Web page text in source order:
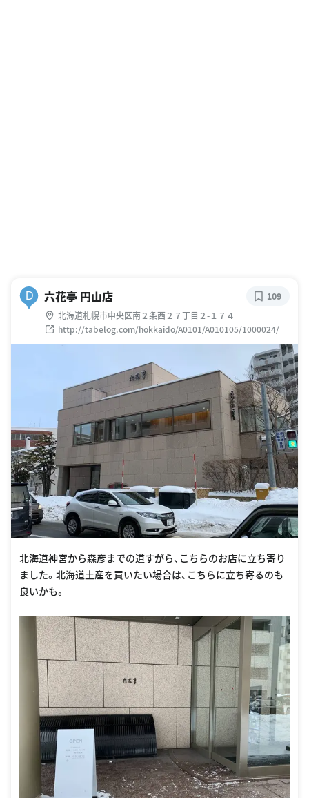
D 六花亭 円山店
北海道札幌市中央区南２条西２７丁目２-１７４
http://tabelog.com/hokkaido/A0101/A010105/1000024/
109
北海道神宮から森彦までの道すがら、こちらのお店に立ち寄り
ました。北海道土産を買いたい場合は、こちらに立ち寄るのも
良いかも。